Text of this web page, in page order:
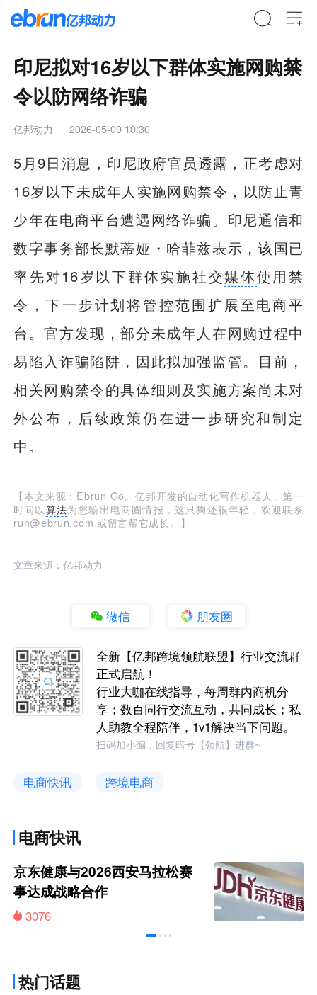
印尼拟对16岁以下群体实施网购禁
令以防网络诈骗
亿邦动力 2026-05-09 10:30
5月9日消息，印尼政府官员透露，正考虑对
16岁以下未成年人实施网购禁令，以防止青
少年在电商平台遭遇网络诈骗。印尼通信和
数字事务部长默蒂娅・哈菲兹表示，该国已
率先对16岁以下群体实施社交媒体使用禁
令，下一步计划将管控范围扩展至电商平
台。官方发现，部分未成年人在网购过程中
易陷入诈骗陷阱，因此拟加强监管。目前，
相关网购禁令的具体细则及实施方案尚未对
外公布，后续政策仍在进一步研究和制定
中。
【本文来源：Ebrun Go。亿邦开发的自动化写作机器人，第一
时间以 算法为您输出电商圈情报，这只狗还很年轻，欢迎联系
run@ebrun.com 或留言帮它成长。】
文章来源：亿邦动力
微信 朋友圈
全新【亿邦跨境领航联盟】行业交流群
正式启航！
行业大咖在线指导，每周群内商机分
享；数百同行交流互动，共同成长；私
人助教全程陪伴，1v1解决当下问题。
扫码加小编，回复暗号【领航】进群~
电商快讯 跨境电商
电商快讯
京东健康与2026西安马拉松赛
事达成战略合作
3076
热门话题